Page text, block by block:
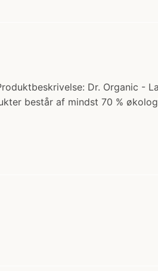
Dr. Organic -
består af mindst 70 %